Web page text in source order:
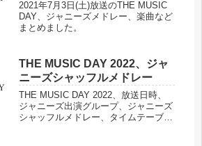
2021年7月3日(土)放送のTHE MUSIC
DAY、ジャニーズメドレー、楽曲など
まとめました。
THE MUSIC DAY 2022、ジャ
ニーズシャッフルメドレー
THE MUSIC DAY 2022、放送日時、
ジャニーズ出演グループ、ジャニーズ
シャッフルメドレー、タイムテーブル